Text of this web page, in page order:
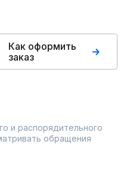
Как оформить
заказ
и распорядительного
обращения